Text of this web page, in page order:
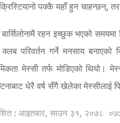
पक्कै यहाँ हुन चाहन्छन्,
रहन इच्छुक भएको
परिवर्तन गर्ने मनसाय बनाएको
मेस्सी तर्फ मोडिएको थियो।
धेरै वर्ष सँगै खेलेका मेस्सीलाई
: आइतबार, साउन ३१, २०७८